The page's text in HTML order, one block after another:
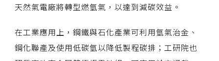
天然氣電廠將轉型燃氫氣，以達到減碳效益。
在工業應用上，鋼鐵與石化產業可利用氫氣治金、
鋼化聯產及使用低碳氫以降低製程碳排；工研院也